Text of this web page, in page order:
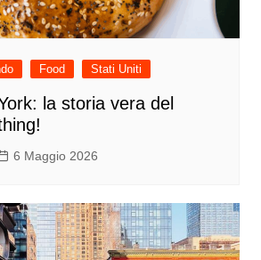
Food Stati Uniti
la storia vera del
6 Maggio 2026